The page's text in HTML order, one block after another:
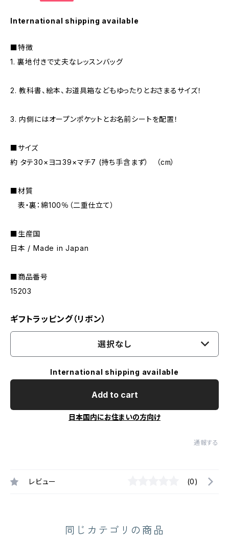
International shipping available
■特徴
1. 裏地付きで丈夫なレッスンバッグ
2. 教科書、絵本、お道具箱などもゆったりとおさまるサイズ！
3. 内側にはオープンポケットとお名前シートを配置！
■サイズ
約 タテ30×ヨコ39×マチ7 (持ち手含まず） （cm）
■材質
表・裏：綿100％（二重仕立て）
■生産国
日本 / Made in Japan
■商品番号
15203
ギフトラッピング（リボン）
選択なし
International shipping available
Add to cart
日本国内にお住まいの方向け
通報する
レビュー (0)
同じカテゴリの商品